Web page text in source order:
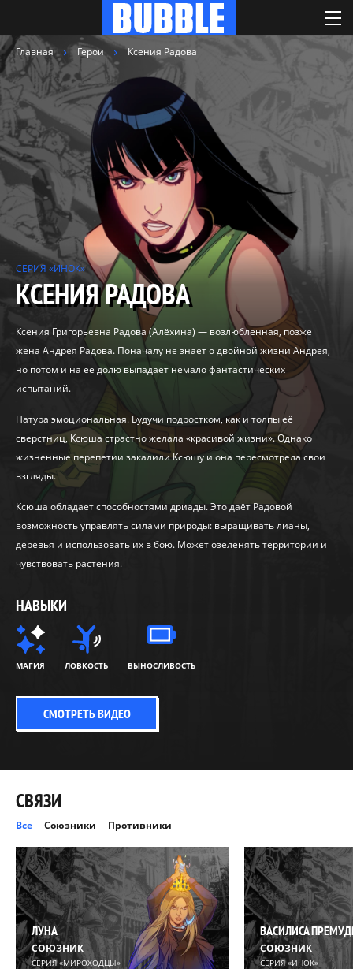
Главная Герои Ксения Радова
СЕРИЯ «ИНОК»
КСЕНИЯ РАДОВА
Ксения Григорьевна Радова (Алёхина) — возлюбленная, позже
жена Андрея Радова. Поначалу не знает о двойной жизни Андрея,
но потом и на её долю выпадает немало фантастических
испытаний.
Натура эмоциональная. Будучи подростком, как и толпы её
сверстниц, Ксюша страстно желала «красивой жизни». Однако
жизненные перепетии закалили Ксюшу и она пересмотрела свои
взгляды.
Ксюша обладает способностями дриады. Это даёт Радовой
возможность управлять силами природы: выращивать лианы,
деревья и использовать их в бою. Может озеленять территории и
чувствовать растения.
НАВЫКИ
МАГИЯ ЛОВКОСТЬ ВЫНОСЛИВОСТЬ
СМОТРЕТЬ ВИДЕО
СВЯЗИ
Все Союзники Противники
ЛУНА
СОЮЗНИК
СЕРИЯ «МИРОХОДЦЫ»
ВАСИЛИСА
СОЮЗНИК
СЕРИЯ «ИНОК»